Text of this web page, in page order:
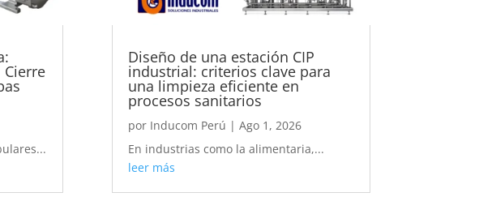
Diseño de una estación CIP
industrial: criterios clave para
una limpieza eficiente en
procesos sanitarios
por Inducom Perú | Ago 1, 2026
En industrias como la alimentaria,...
leer más